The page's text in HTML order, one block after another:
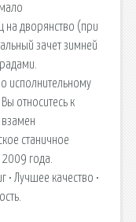
на дворянство (при
зачет зимней
исполнительному
относитесь к
станичное
года.
Лучшее качество •